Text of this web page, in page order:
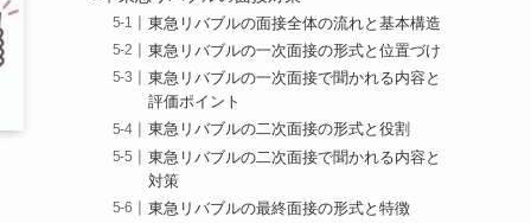
東急リバブルの面接全体の流れと基本構造
東急リバブルの一次面接の形式と位置づけ
東急リバブルの一次面接で聞かれる内容と
評価ポイント
東急リバブルの二次面接の形式と役割
東急リバブルの二次面接で聞かれる内容と
対策
東急リバブルの最終面接の形式と特徴